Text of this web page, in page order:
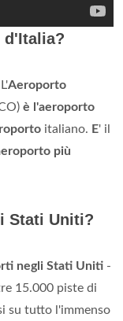
d'Italia?
Aeroporto
è l'aeroporto
italiano. E' il
più
Stati Uniti?
negli Stati Uniti -
15.000 piste di
su tutto l'immenso